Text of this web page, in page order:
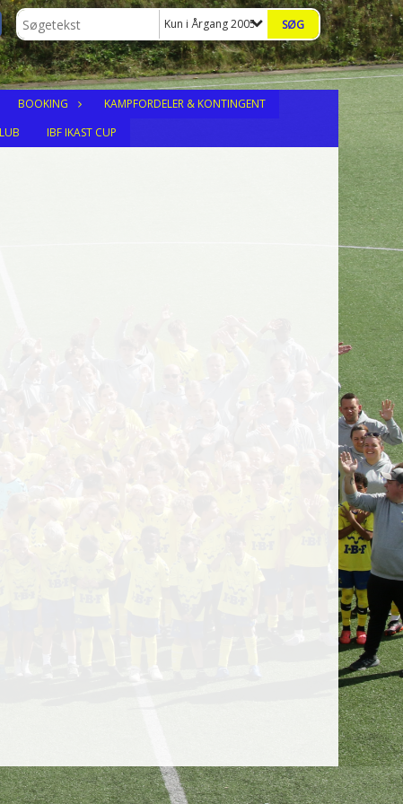
Kun i Årgang 2005
BOOKING
KAMPFORDELER & KONTINGENT
IBF IKAST CUP